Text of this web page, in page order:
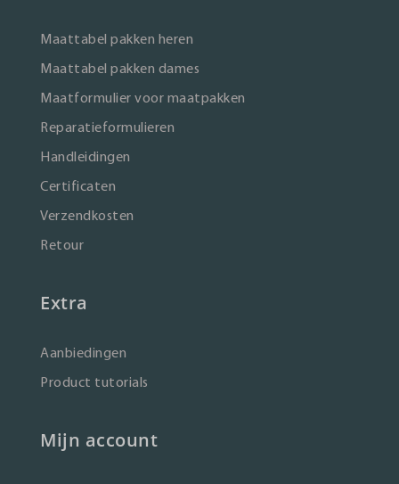
Maattabel pakken heren
Maattabel pakken dames
Maatformulier voor maatpakken
Reparatieformulieren
Handleidingen
Certificaten
Verzendkosten
Retour
Extra
Aanbiedingen
Product tutorials
Mijn account